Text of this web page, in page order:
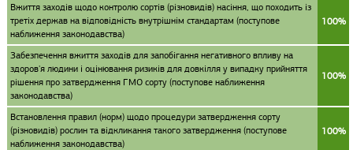
Вжиття заходів щодо контролю сортів (різновидів) насіння, що походить із
третіх держав на відповідність внутрішнім стандартам (поступове
наближення законодавства)
100%
Забезпечення вжиття заходів для запобігання негативного впливу на
здоров'я людини і оцінювання ризиків для довкілля у випадку прийняття
рішення про затвердження ГМО сорту (поступове наближення
законодавства)
100%
Встановлення правил (норм) щодо процедури затвердження сорту
(різновидів) рослин та відкликання такого затвердження (поступове
наближення законодавства)
100%